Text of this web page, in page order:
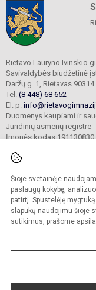
Šioje svetainėje
paslaugų kokybę,
patirtį. Spustelėję
slapukų naudojimu šioje
sutikimus, prašome
Rietavo Lauryno Ivinskio
Savivaldybės biudžetinė
Daržų g. 1, Rietavas 90314
Tel. (8 448) 68 652
El. p.
Duomenys kaupiami ir
Juridinių asmenų registre
Įmonės kodas 191130830
© 2022. Rietavo
Kopijuoti turinį be
Sumanus būdas